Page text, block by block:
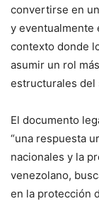
convertirse en
y eventualmente
contexto donde
asumir un rol
estructurales del
El documento
“una respuesta
nacionales y la
venezolano,
en la protección